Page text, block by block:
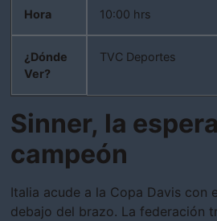
Hora
¿Dónde
Ver?
10:00 hrs
TVC Deportes
Sinner, la
campeón
Italia acude a la Copa Davis con
debajo del brazo. La federación